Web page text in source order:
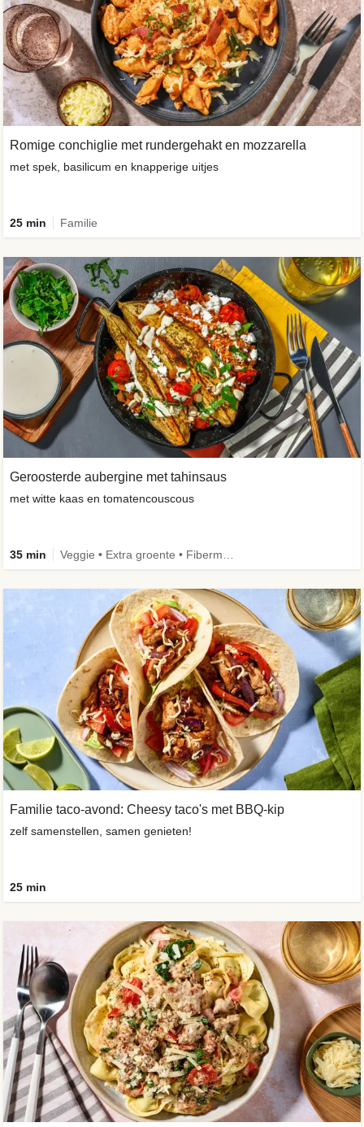
Romige conchiglie met rundergehakt en mozzarella
met spek, basilicum en knapperige uitjes
25 min Familie
Geroosterde aubergine met tahinsaus
met witte kaas en tomatencouscous
35 min
Familie taco-avond: Cheesy taco's met BBQ-kip
zelf samenstellen, samen genieten!
25 min